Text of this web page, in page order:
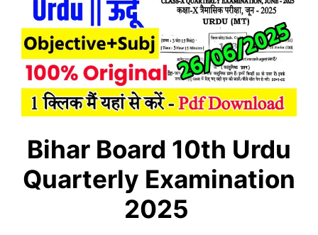
Bihar Board 10th Urdu
Quarterly Examination
2025